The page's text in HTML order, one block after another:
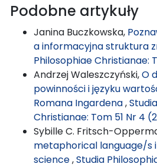
Podobne artykuły
Janina Buczkowska,
a informacyjna struktura
Philosophiae Christianae:
Andrzej Waleszczyński,O
powinności i języku
Romana Ingardena,
Christianae: Tom 51 Nr 4
Sybille C. Fritsch-
metaphorical language/s
science,Studia